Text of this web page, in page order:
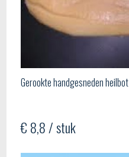
Gerookte handgesneden
€ 8,8 / stuk